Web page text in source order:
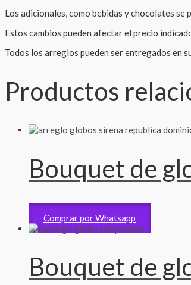
Los adicionales, como bebidas y chocolates
Estos cambios pueden afectar el precio
Todos los arreglos pueden ser entregados en
Productos
Bouquet de
Bouquet Gigante5,200RD$
Comprar por Whatsapp
Bouquet de